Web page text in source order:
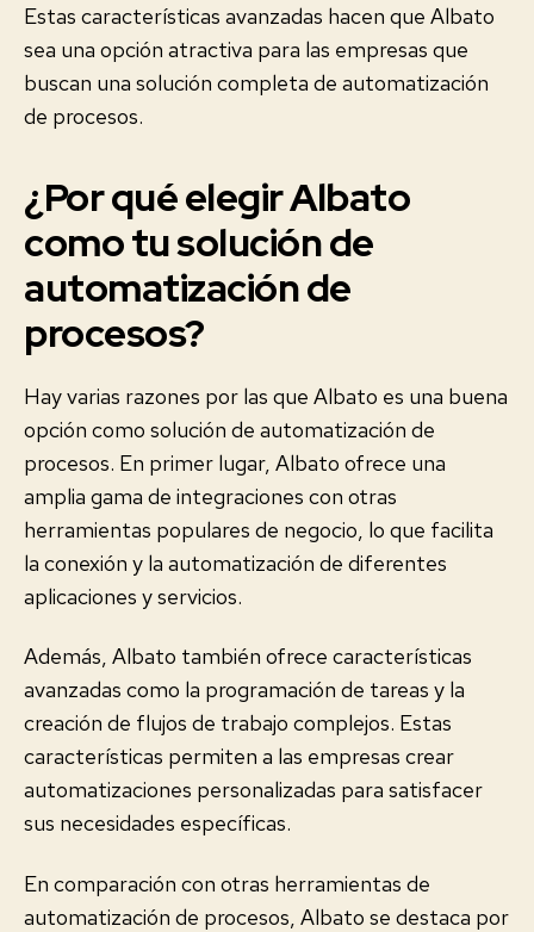
Estas características avanzadas hacen que Albato
sea una opción atractiva para las empresas que
buscan una solución completa de automatización
de procesos.
¿Por qué elegir Albato
como tu solución de
automatización de
procesos?
Hay varias razones por las que Albato es una buena
opción como solución de automatización de
procesos. En primer lugar, Albato ofrece una
amplia gama de integraciones con otras
herramientas populares de negocio, lo que facilita
la conexión y la automatización de diferentes
aplicaciones y servicios.
Además, Albato también ofrece características
avanzadas como la programación de tareas y la
creación de flujos de trabajo complejos. Estas
características permiten a las empresas crear
automatizaciones personalizadas para satisfacer
sus necesidades específicas.
En comparación con otras herramientas de
automatización de procesos, Albato se destaca por